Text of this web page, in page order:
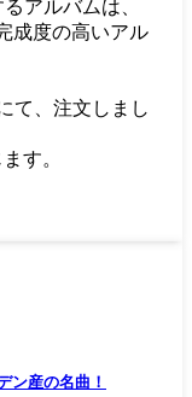
アルバムは、
成度の高いアル
て、注文しまし
す。
ン産の名曲！